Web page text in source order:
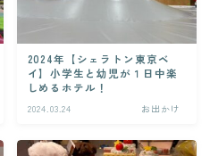
2024年【シェラトン東京ベ
イ】小学生と幼児が１日中楽
しめるホテル！
2024.03.24 お出かけ